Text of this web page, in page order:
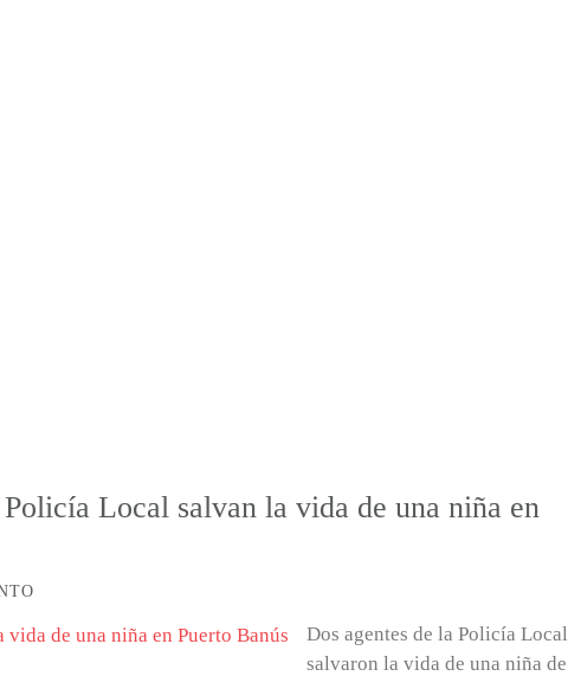
Local salvan la vida de una niña en
Dos agentes de la Policía Local
salvaron la vida de una niña de